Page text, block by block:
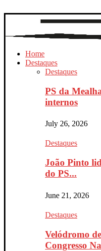
Home
Destaques
Destaques
PS da
internos
July 26, 2026
Destaques
João Pinto
do PS...
June 21, 2026
Destaques
Velódromo
Congresso